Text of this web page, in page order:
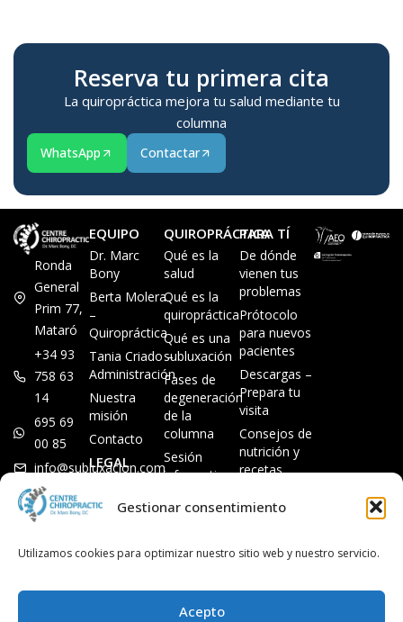
Gestionar consentimiento
Utilizamos cookies para optimizar nuestro sitio web y nuestro servicio.
Acepto
Reserva tu primera cita
La quiropráctica mejora tu salud mediante tu
columna
WhatsApp Contactar
Ronda
General
Prim 77,
Mataró
+34 93
758 63
14
695 69
00 85
info@subluxacion.com
EQUIPO
Dr. Marc
Bony
Berta Molera
–
Quiropráctica
Tania Criado –
Administración
Nuestra
misión
Contacto
LEGAL
Política de
Política de
QUIROPRÁCTICA
Qué es la
salud
Qué es la
quiropráctica
Qué es una
subluxación
Fases de
degeneración
de la
columna
Sesión
informativa
Quiropráctica
para familias
para
para
PARA TÍ
De dónde
vienen tus
problemas
Prótocolo
para nuevos
pacientes
Descargas –
Prepara tu
visita
Consejos de
nutrición y
recetas
frecuentes